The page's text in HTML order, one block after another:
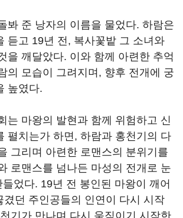
봐 준 낭자의 이름을 물었다. 하람은
듣고 19년 전, 복사꽃밭 그 소녀와
을 깨달았다. 이와 함께 아련한 추억
의 모습이 그려지며 , 향후 전개에 궁
높였다.
는 마왕의 발현과 함께 위험하고 신
펼치는가 하면, 하람과 홍천기의 다
그리며 아련한 로맨스의 분위기를
로맨스를 넘나든 마성의 전개로 눈
들었다. 19년 전 봉인된 마왕이 깨어
겼던 주인공들의 인연이 다시 시작
기가 만나며 다시 움직이기 시작한